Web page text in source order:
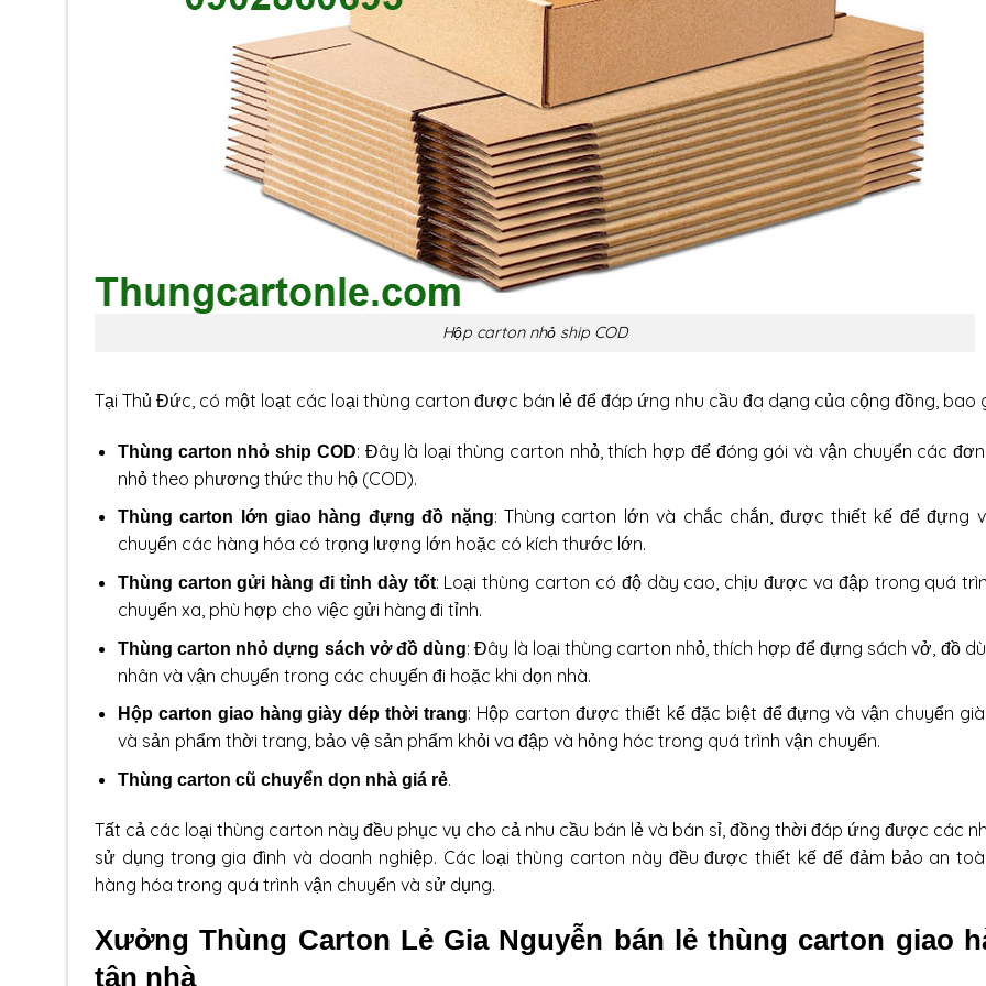
Hộp carton nhỏ ship COD
Tại Thủ Đức, có một loạt các loại thùng carton được bán lẻ để đáp ứng nhu cầu đa dạng của cộng đồng, bao
Thùng carton nhỏ ship COD: Đây là loại thùng carton nhỏ, thích hợp để đóng gói và vận chuyển các
nhỏ theo phương thức thu hộ (COD).
Thùng carton lớn giao hàng đựng đồ nặng: Thùng carton lớn và chắc chắn, được thiết kế để đựng
chuyển các hàng hóa có trọng lượng lớn hoặc có kích thước lớn.
Thùng carton gửi hàng đi tỉnh dày tốt: Loại thùng carton có độ dày cao, chịu được va đập trong quá
chuyển xa, phù hợp cho việc gửi hàng đi tỉnh.
Thùng carton nhỏ dựng sách vở đồ dùng: Đây là loại thùng carton nhỏ, thích hợp để đựng sách vở, đồ
nhân và vận chuyển trong các chuyến đi hoặc khi dọn nhà.
Hộp carton giao hàng giày dép thời trang: Hộp carton được thiết kế đặc biệt để đựng và vận chuyển
và sản phẩm thời trang, bảo vệ sản phẩm khỏi va đập và hỏng hóc trong quá trình vận chuyển.
Thùng carton cũ chuyển dọn nhà giá rẻ.
Tất cả các loại thùng carton này đều phục vụ cho cả nhu cầu bán lẻ và bán sỉ, đồng thời đáp ứng được các
sử dụng trong gia đình và doanh nghiệp. Các loại thùng carton này đều được thiết kế để đảm bảo an
hàng hóa trong quá trình vận chuyển và sử dụng.
Xưởng Thùng Carton Lẻ Gia Nguyễn bán lẻ thùng carton giao
tận nhà